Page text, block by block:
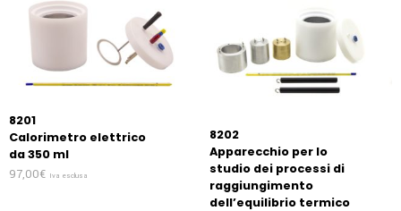
8201
Calorimetro elettrico
da 350 ml
97,00€ Iva esclusa
8202
Apparecchio per lo
studio dei processi di
raggiungimento
dell’equilibrio termico